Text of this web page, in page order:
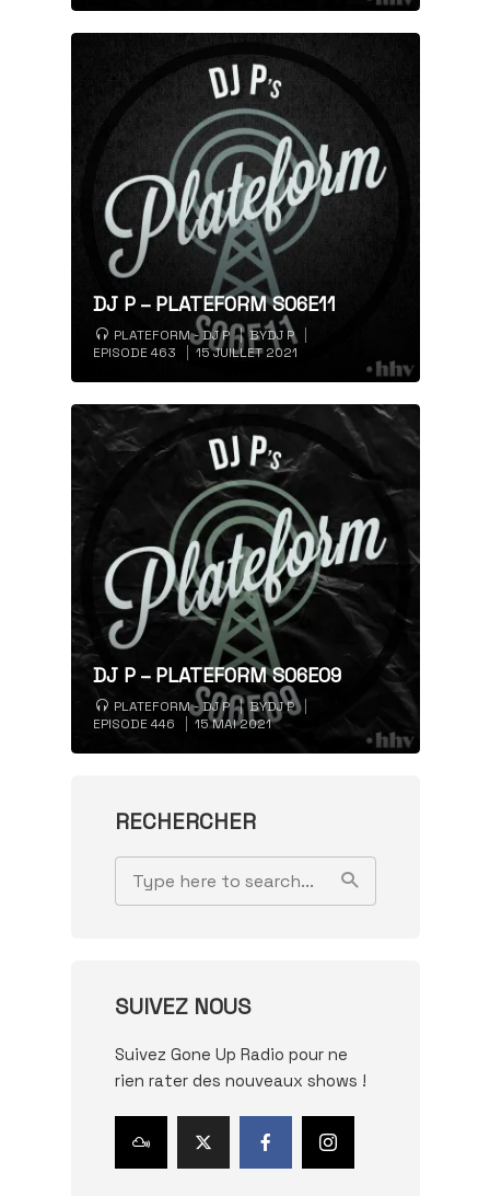
DJ P – PLATEFORM S06E11
PLATEFORM - DJ P BYDJ P
EPISODE 463
15 JUILLET 2021
DJ P – PLATEFORM S06E09
PLATEFORM - DJ P BYDJ P
EPISODE 446
15 MAI 2021
RECHERCHER
SUIVEZ NOUS
Suivez Gone Up Radio pour ne
rien rater des nouveaux shows !